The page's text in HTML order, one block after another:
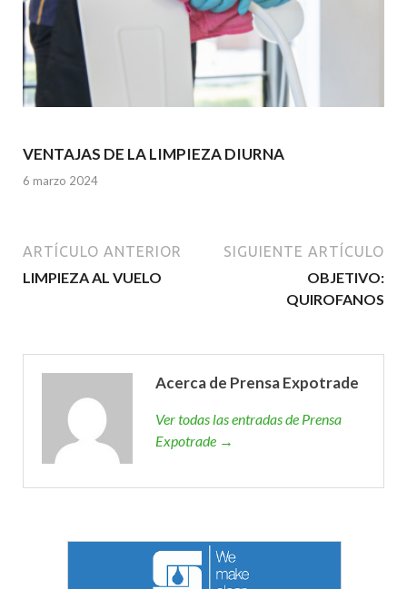
VENTAJAS DE LA LIMPIEZA DIURNA
6 marzo 2024
ARTÍCULO ANTERIOR
LIMPIEZA AL VUELO
SIGUIENTE ARTÍCULO
OBJETIVO:
QUIROFANOS
Acerca de Prensa Expotrade
Ver todas las entradas de Prensa
Expotrade →